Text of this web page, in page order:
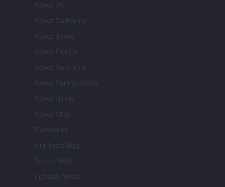
Newz US
Newz California
Newz Texas
Newz Florida
Newz New York
Newz Pennsylvania
Newz Illinois
Newz Ohio
Gameland
Hig Tech Mag
Scoop Mag
Lgbtqia News